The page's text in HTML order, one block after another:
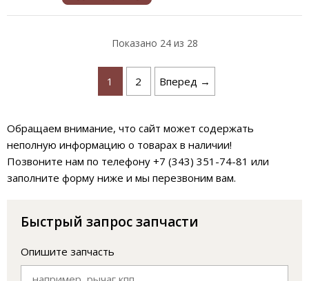
Показано 24из 28
1 2 Вперед →
Обращаем внимание, что сайт может содержать
неполную информацию о товарах в наличии!
Позвоните нам по телефону +7 (343) 351-74-81 или
заполните форму ниже и мы перезвоним вам.
Быстрый запрос запчасти
Опишите запчасть